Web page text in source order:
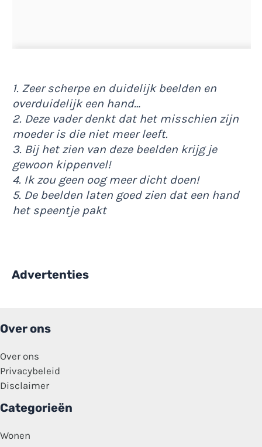
1. Zeer scherpe en duidelijk beelden en
overduidelijk een hand…
2. Deze vader denkt dat het misschien zijn
moeder is die niet meer leeft.
3. Bij het zien van deze beelden krijg je
gewoon kippenvel!
4. Ik zou geen oog meer dicht doen!
5. De beelden laten goed zien dat een hand
het speentje pakt
Advertenties
Over ons
Over ons
Privacybeleid
Disclaimer
Categorieën
Wonen